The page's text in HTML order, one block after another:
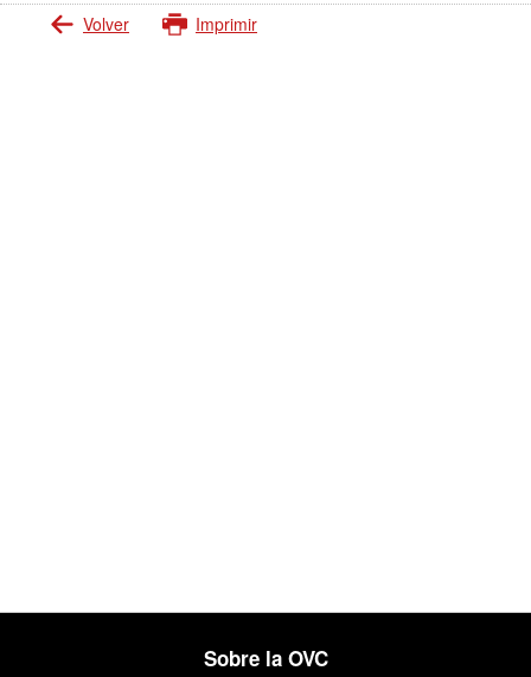
Volver Imprimir
Sobre la OVC